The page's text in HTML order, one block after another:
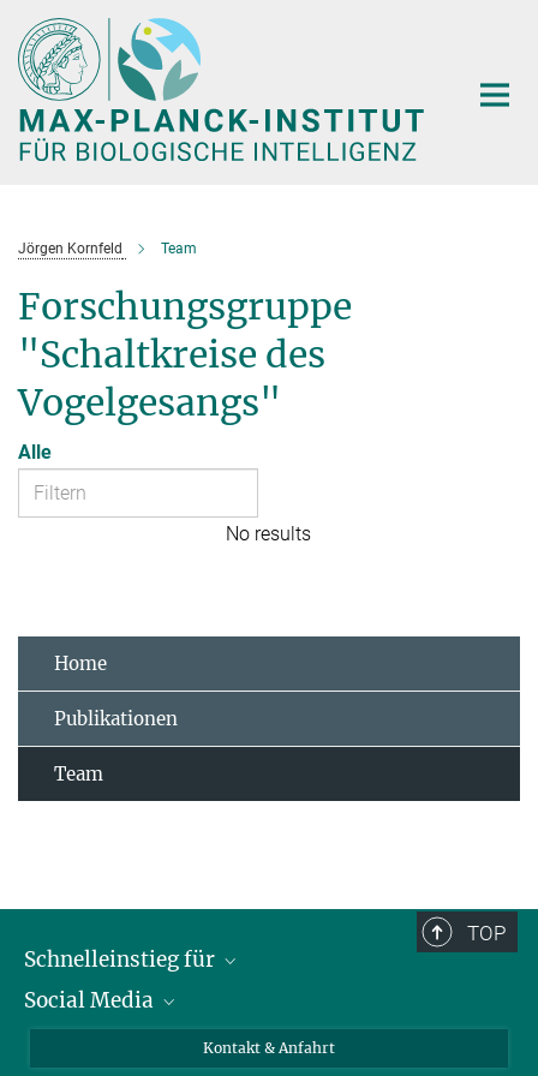
Hauptinhalt
Jörgen Kornfeld Team
Forschungsgruppe
"Schaltkreise des
Vogelgesangs"
Alle
No results
Home
Publikationen
Team
TOP
Schnelleinstieg für
Journalist*innen
Social Media
Kontakt & Anfahrt